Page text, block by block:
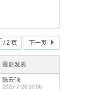
/ 2 页 下一页
最后发表
陈云强
2025-7-28 10:06